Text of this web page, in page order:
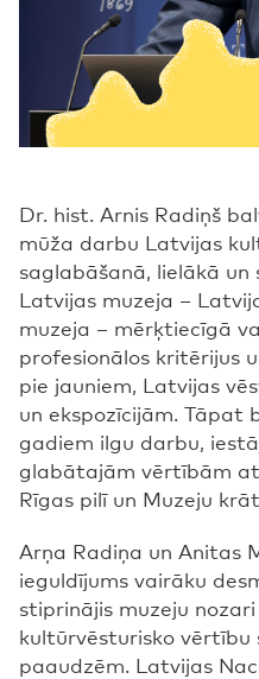
Dr. hist. Arnis Radiņš
mūža darbu Latvijas
saglabāšanā, lielākā
Latvijas muzeja –
muzeja – mērķtiecīgā
profesionālos kritērijus
pie jauniem, Latvijas
un ekspozīcijām. Tāpat
gadiem ilgu darbu,
glabātajām vērtībām
Rīgas pilī un Muzeju
Arņa Radiņa un Anitas
ieguldījums vairāku
stiprinājis muzeju
kultūrvēsturisko
paaudzēm. Latvijas